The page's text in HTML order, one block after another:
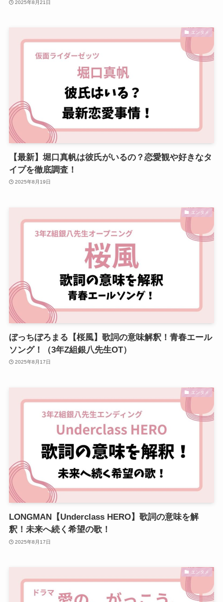
2025年8月21日
エンタメ
【最新】堀口真帆は彼氏がいるの？恋愛観や好きなタ
イプを徹底調査！
2025年8月19日
エンタメ
ぼっちぼろまる【桜風】歌詞の意味解釈！青春エール
ソング！（3年Z組銀八先生OT）
2025年8月17日
エンタメ
LONGMAN【Underclass HERO】歌詞の意味を解
釈！未来へ続く希望の歌！
2025年8月17日
エンタメ